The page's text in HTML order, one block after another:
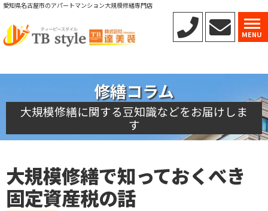
MENU
愛知県名古屋市のアパートマンション大規模修繕専門店
修繕コラム
大規模修繕に関する豆知識などをお届けしま
す
大規模修繕で知っておくべき
固定資産税の話